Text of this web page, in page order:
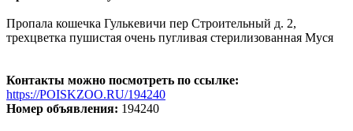
Пропала кошечка Гулькевичи пер Строительный д. 2,
трехцветка пушистая очень пугливая стерилизованная Муся
Контакты можно посмотреть по ссылке:
https://POISKZOO.RU/194240
Номер объявления: 194240